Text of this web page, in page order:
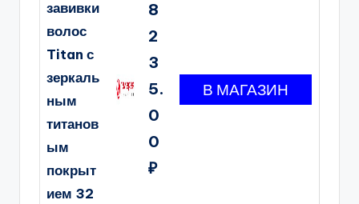
завивки
волос
Titan с
зеркаль
ным
титанов
ым
покрыт
ием 32
8
2
3
5.
0
0
₽